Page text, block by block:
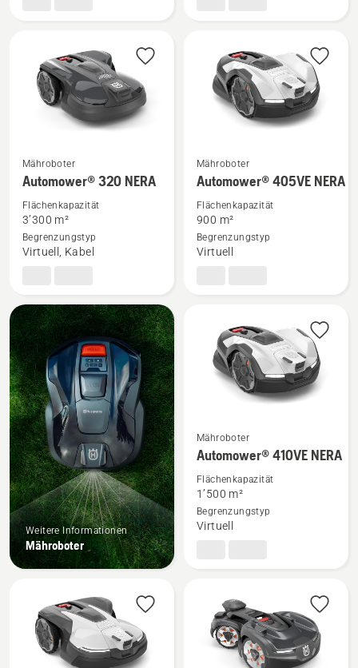
Mehr
Details
zu
anzeigen
Mähroboter
Automower® 320 NERA
Flächenkapazität
3’300 m²
Begrenzungstyp
Virtuell, Kabel
Mehr
Details
zu
anzeigen
Mähroboter
Automower® 405VE NERA
Flächenkapazität
900 m²
Begrenzungstyp
Virtuell
Weitere Informationen
Mähroboter
Mehr
Details
zu
anzeigen
Mähroboter
Automower® 410VE NERA
Flächenkapazität
1’500 m²
Begrenzungstyp
Virtuell